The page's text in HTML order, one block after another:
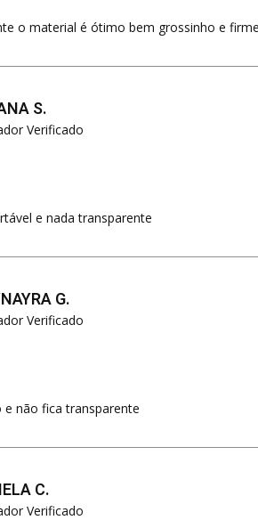
o material é ótimo bem grossinho e
S.
Verificado
e nada transparente
G.
Verificado
não fica transparente
C.
Verificado